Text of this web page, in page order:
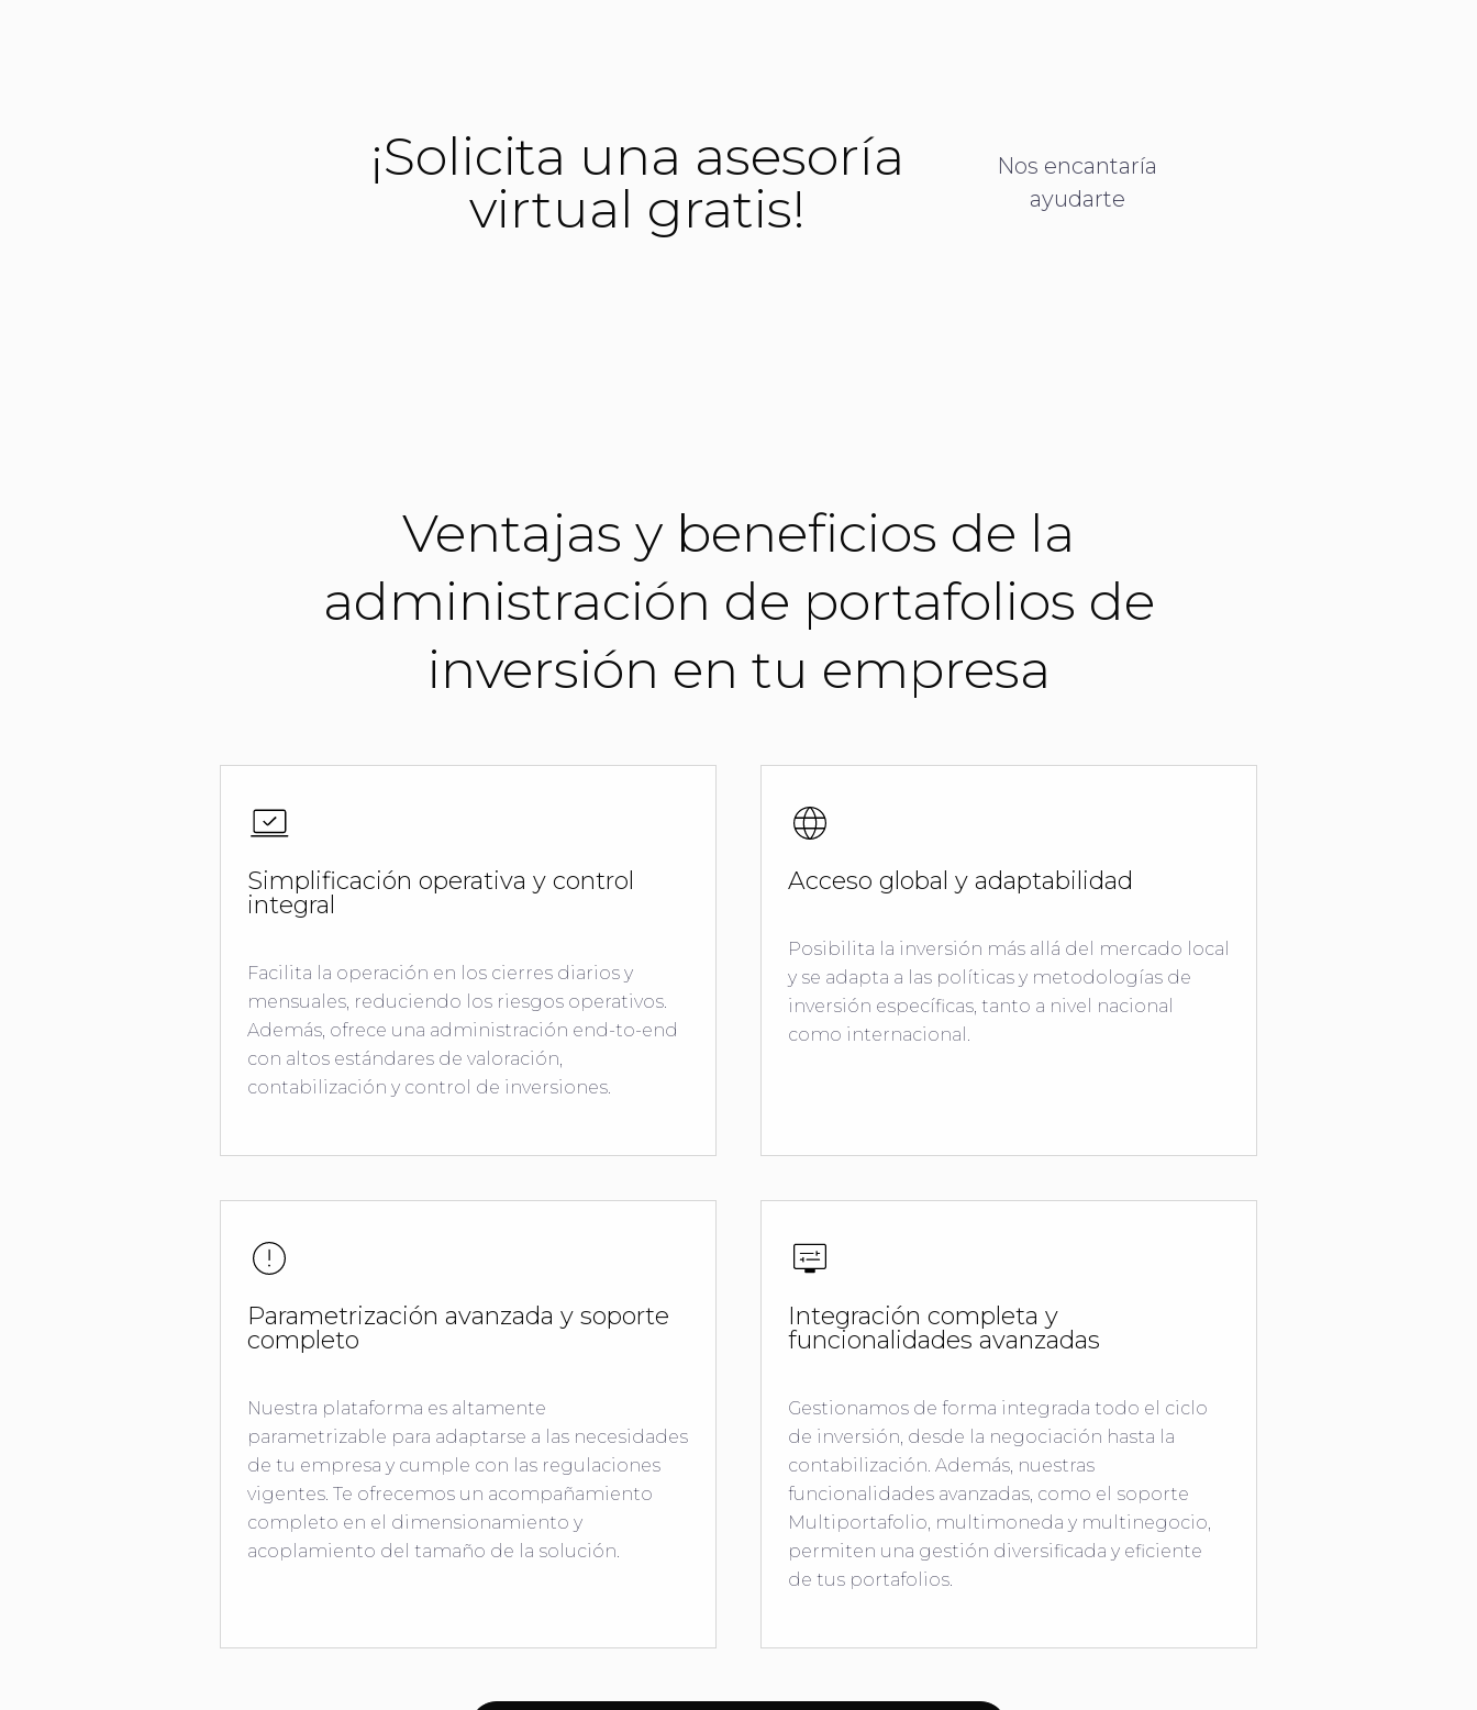
¡Solicita una asesoría
virtual gratis!
Nos encantaría
ayudarte
Ventajas y beneficios de la
administración de portafolios de
inversión en tu empresa
Simplificación operativa y control
integral
Facilita la operación en los cierres diarios y
mensuales, reduciendo los riesgos operativos.
Además, ofrece una administración end-to-end
con altos estándares de valoración,
contabilización y control de inversiones.
Acceso global y adaptabilidad
Posibilita la inversión más allá del mercado local
y se adapta a las políticas y metodologías de
inversión específicas, tanto a nivel nacional
como internacional.
Parametrización avanzada y soporte
completo
Nuestra plataforma es altamente
parametrizable para adaptarse a las necesidades
de tu empresa y cumple con las regulaciones
vigentes. Te ofrecemos un acompañamiento
completo en el dimensionamiento y
acoplamiento del tamaño de la solución.
Integración completa y
funcionalidades avanzadas
Gestionamos de forma integrada todo el ciclo
de inversión, desde la negociación hasta la
contabilización. Además, nuestras
funcionalidades avanzadas, como el soporte
Multiportafolio, multimoneda y multinegocio,
permiten una gestión diversificada y eficiente
de tus portafolios.